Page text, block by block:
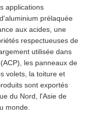
applications
prélaquée
aux acides, une
respectueuses de
utilisée dans
les panneaux de
volets, la toiture et
sont exportés
du Nord, l'Asie de
monde.